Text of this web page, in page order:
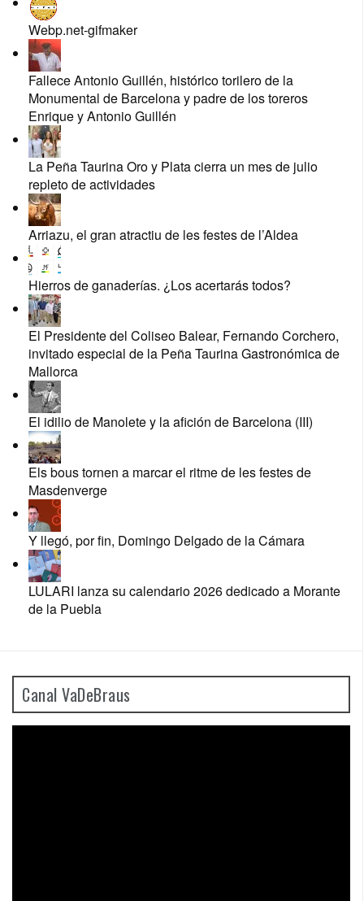
Webp.net-gifmaker
Fallece Antonio Guillén, histórico torilero de la
Monumental de Barcelona y padre de los toreros
Enrique y Antonio Guillén
La Peña Taurina Oro y Plata cierra un mes de julio
repleto de actividades
Arriazu, el gran atractiu de les festes de l’Aldea
Hierros de ganaderías. ¿Los acertarás todos?
El Presidente del Coliseo Balear, Fernando Corchero,
invitado especial de la Peña Taurina Gastronómica de
Mallorca
El idilio de Manolete y la afición de Barcelona (III)
Els bous tornen a marcar el ritme de les festes de
Masdenverge
Y llegó, por fin, Domingo Delgado de la Cámara
LULARI lanza su calendario 2026 dedicado a Morante
de la Puebla
Canal VaDeBraus